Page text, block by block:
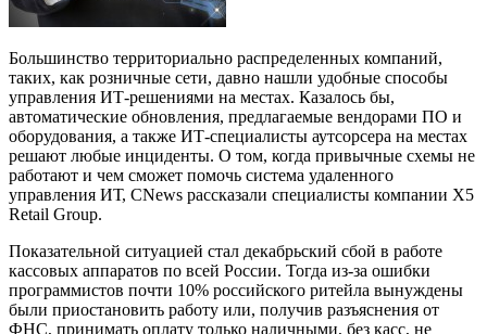
Большинство территориально распределенных компаний,
таких, как розничные сети, давно нашли удобные способы
управления ИТ-решениями на местах. Казалось бы,
автоматические обновления, предлагаемые вендорами ПО и
оборудования, а также ИТ-специалисты аутсорсера на местах
решают любые инциденты. О том, когда привычные схемы не
работают и чем сможет помочь система удаленного
управления ИТ, CNews рассказали специалисты компании X5
Retail Group.
Показательной ситуацией стал декабрьский сбой в работе
кассовых аппаратов по всей России. Тогда из-за ошибки
программистов почти 10% российского ритейла вынуждены
были приостановить работу или, получив разъяснения от
ФНС, принимать оплату только наличными, без касс, не